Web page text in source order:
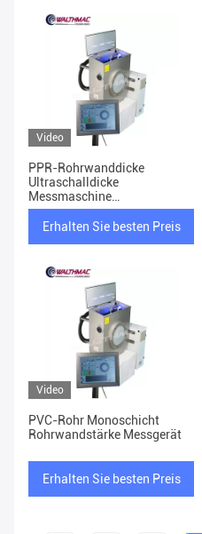
Video
PPR-Rohrwanddicke
Ultraschalldicke
Messmaschine
Kontaktmessrohr
Erhalten Sie besten Preis
Video
PVC-Rohr Monoschicht
Rohrwandstärke Messgerät
Erhalten Sie besten Preis